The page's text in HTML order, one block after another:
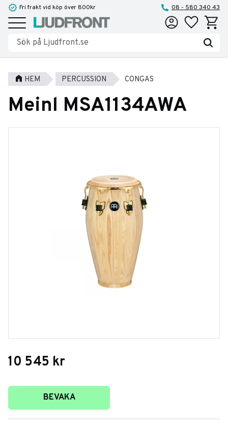
Meny
Fri frakt vid köp över 800kr 08 - 580 340 43
Favoriter
HEM PERCUSSION CONGAS
Meinl MSA1134AWA
10 545 kr
Lägg till i favoriter
BEVAKA